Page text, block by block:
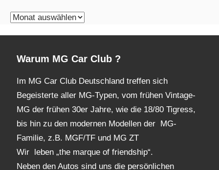
monatliches
Warum MG Car Club ?
Im MG Car Club Deutschland treffen sich
Begeisterte aller MG-Typen, vom frühen Vintage-
MG der frühen 30er Jahre, wie die 18/80 Tigress,
bis hin zu den modernen Modellen der MG-
Familie, z.B. MGF/TF und MG ZT
Wir leben „the marque of friendship“.
Neben den Autos sind uns die persönlichen